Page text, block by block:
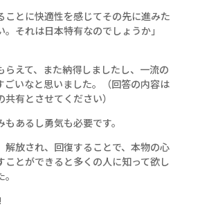
ことに快適性を感じてその先に進みた
それは日本特有なのでしょうか」
らえて、また納得しましたし、一流の
ごいなと思いました。（回答の内容は
有とさせてください）
あるし勇気も必要です。
解放され、回復することで、本物の心
ことができると多くの人に知って欲し